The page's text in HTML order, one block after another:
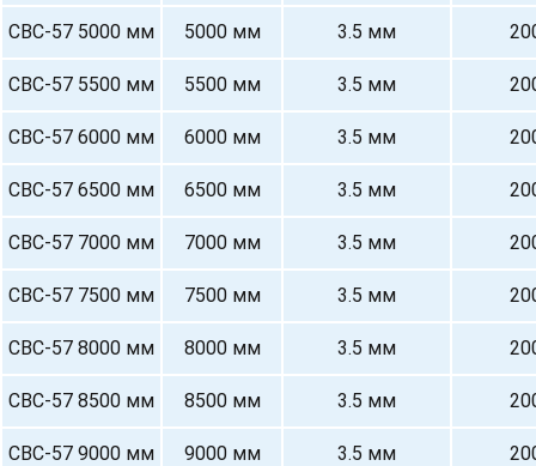
СВС-57 5000 мм 5000 мм 3.5 мм
СВС-57 5500 мм 5500 мм 3.5 мм
СВС-57 6000 мм 6000 мм 3.5 мм
СВС-57 6500 мм 6500 мм 3.5 мм
СВС-57 7000 мм 7000 мм 3.5 мм
СВС-57 7500 мм 7500 мм 3.5 мм
СВС-57 8000 мм 8000 мм 3.5 мм
СВС-57 8500 мм 8500 мм 3.5 мм
СВС-57 9000 мм 9000 мм 3.5 мм